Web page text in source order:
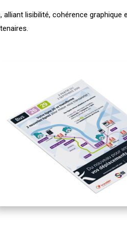
lisibilité, cohérence graphique